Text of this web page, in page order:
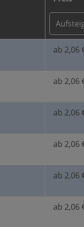
ab 2,06
ab 2,06
ab 2,06
ab 2,06
ab 2,06
ab 2,06